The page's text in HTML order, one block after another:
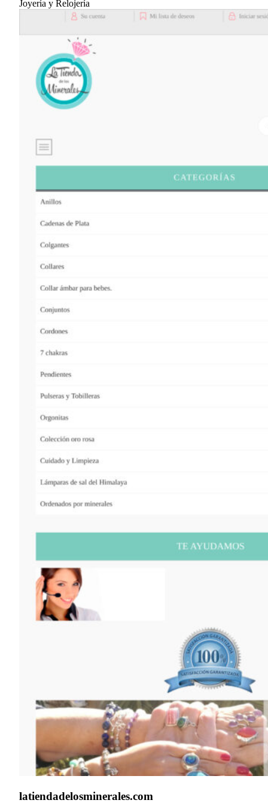
Joyería y Relojería
latiendadelosminerales.com